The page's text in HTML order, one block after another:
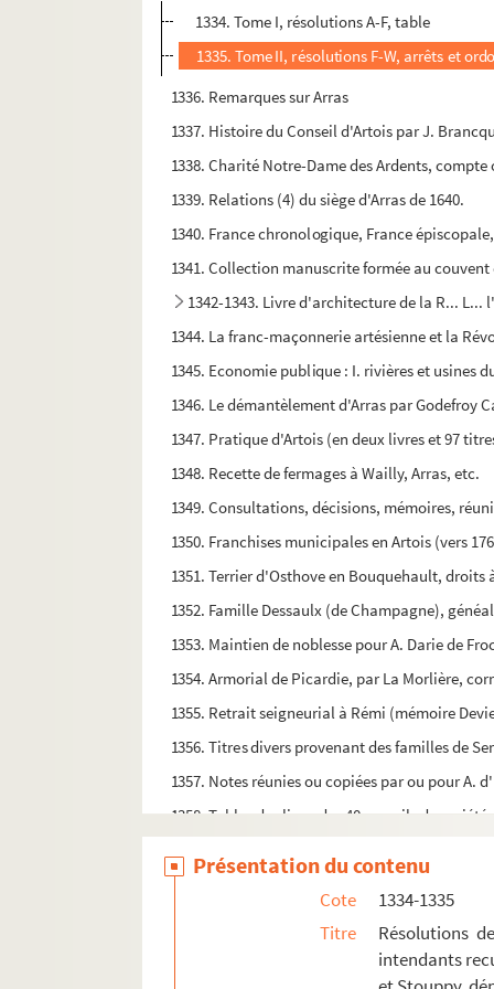
1334. Tome I, résolutions A-F, table
1335. Tome II, résolutions F-W, arrêts et
1336. Remarques sur Arras
1337. Histoire du Conseil d'Artois par J.
1338. Charité Notre-Dame des Ardents,
1339. Relations (4) du siège d'Arras de 1640.
1340. France chronologique, France
1341. Collection manuscrite formée au
1342-1343. Livre d'architecture de la R... L...
1344. La franc-maçonnerie artésienne et la
1345. Economie publique : I. rivières et usines
1346. Le démantèlement d'Arras par Godefroy
1347. Pratique d'Artois (en deux livres et 97
1348. Recette de fermages à Wailly, Arras, etc.
1349. Consultations, décisions, mémoires,
1350. Franchises municipales en Artois (vers
1351. Terrier d'Osthove en Bouquehault, droits
1352. Famille Dessaulx (de Champagne),
1353. Maintien de noblesse pour A. Darie de
1354. Armorial de Picardie, par La Morlière,
1355. Retrait seigneurial à Rémi (mémoire
1356. Titres divers provenant des familles de
1357. Notes réunies ou copiées par ou pour A.
1358. Tables des lieux des 40 recueils de
1360. Origines du comté et succession des
1362. Table des recueils du Père Ignace,
Présentation du contenu
Cote
1334-1335
Titre
Résolutions
intendants